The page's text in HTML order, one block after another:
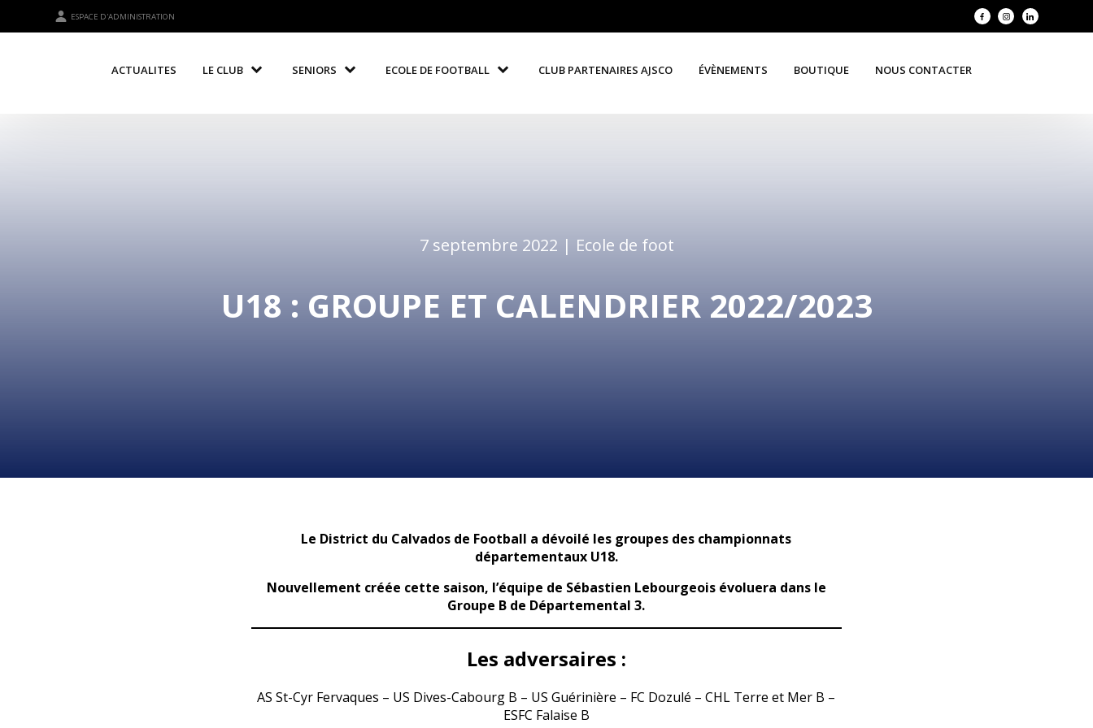
ESPACE D'ADMINISTRATION
ACTUALITES LE CLUB SENIORS ECOLE DE FOOTBALL CLUB PARTENAIRES AJSCO ÉVÈNEMENTS BOUTIQUE NOUS CONTACTER
7 septembre 2022 | Ecole de foot
U18 : GROUPE ET CALENDRIER 2022/2023
Le District du Calvados de Football a dévoilé les groupes des championnats
départementaux U18.
Nouvellement créée cette saison, l’équipe de Sébastien Lebourgeois évoluera dans le
Groupe B de Départemental 3.
Les adversaires :
AS St-Cyr Fervaques – US Dives-Cabourg B – US Guérinière – FC Dozulé – CHL Terre et Mer B –
ESFC Falaise B